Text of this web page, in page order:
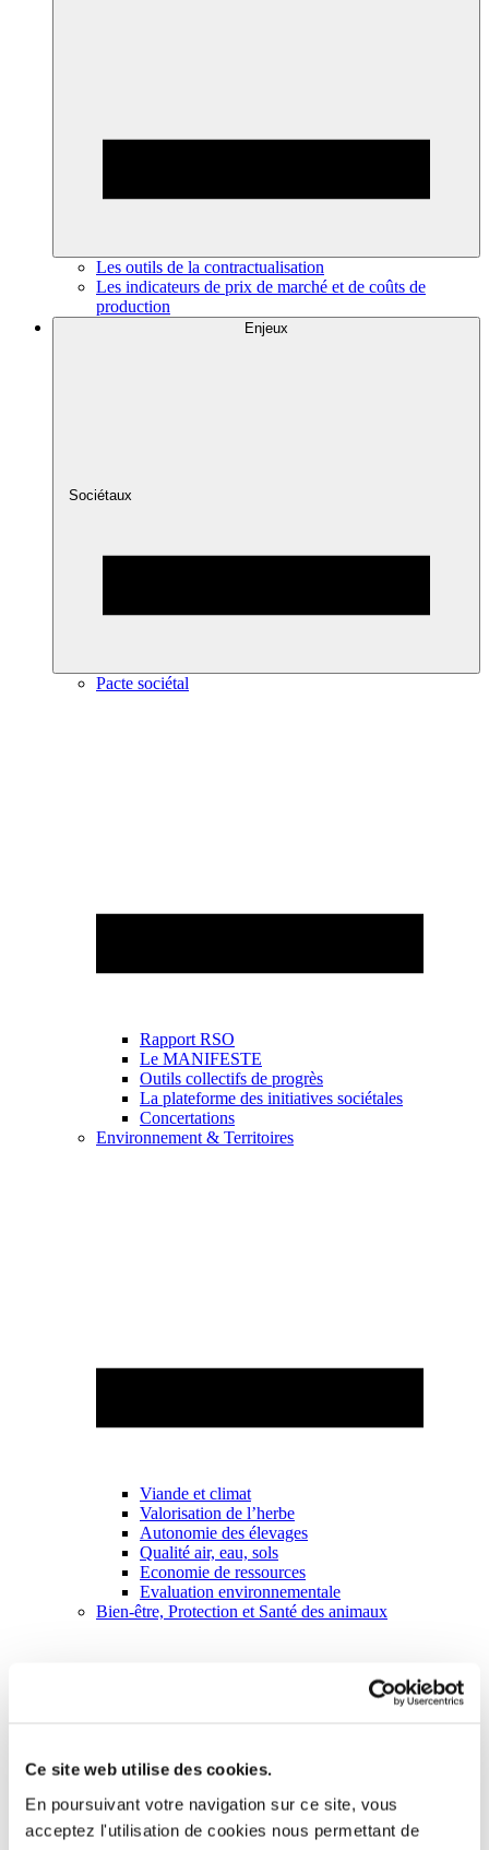
Ce site web utilise des cookies.
En poursuivant votre navigation sur ce site, vous
acceptez l'utilisation de cookies nous permettant de
Les outils de la contractualisation
Les indicateurs de prix de marché et de coûts de
production
Enjeux
Sociétaux
Pacte sociétal
Rapport RSO
Le MANIFESTE
Outils collectifs de progrès
La plateforme des initiatives sociétales
Concertations
Environnement & Territoires
Viande et climat
Valorisation de l’herbe
Autonomie des élevages
Qualité air, eau, sols
Economie de ressources
Evaluation environnementale
Bien-être, Protection et Santé des animaux